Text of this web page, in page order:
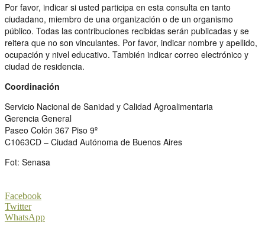
Por favor, indicar si usted participa en esta consulta en tanto
ciudadano, miembro de una organización o de un organismo
público. Todas las contribuciones recibidas serán publicadas y se
reitera que no son vinculantes. Por favor, indicar nombre y apellido,
ocupación y nivel educativo. También indicar correo electrónico y
ciudad de residencia.
Coordinación
Servicio Nacional de Sanidad y Calidad Agroalimentaria
Gerencia General
Paseo Colón 367 Piso 9º
C1063CD – Ciudad Autónoma de Buenos Aires
Fot: Senasa
Facebook
Twitter
WhatsApp